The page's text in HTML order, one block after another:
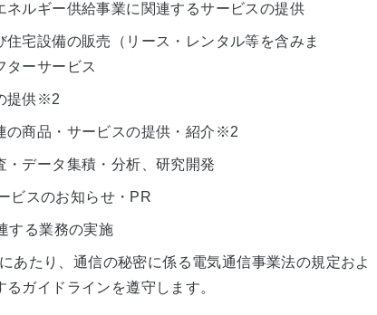
ルギー供給事業に関連するサービスの提供
宅設備の販売（リース・レンタル等を含みま
ターサービス
提供※2
商品・サービスの提供・紹介 ※2
・データ集積・分析、研究開発
ビスのお知らせ・PR
する業務の実施
あたり、通信の秘密に係る電気通信事業法の規定およ
ガイドラインを遵守します。